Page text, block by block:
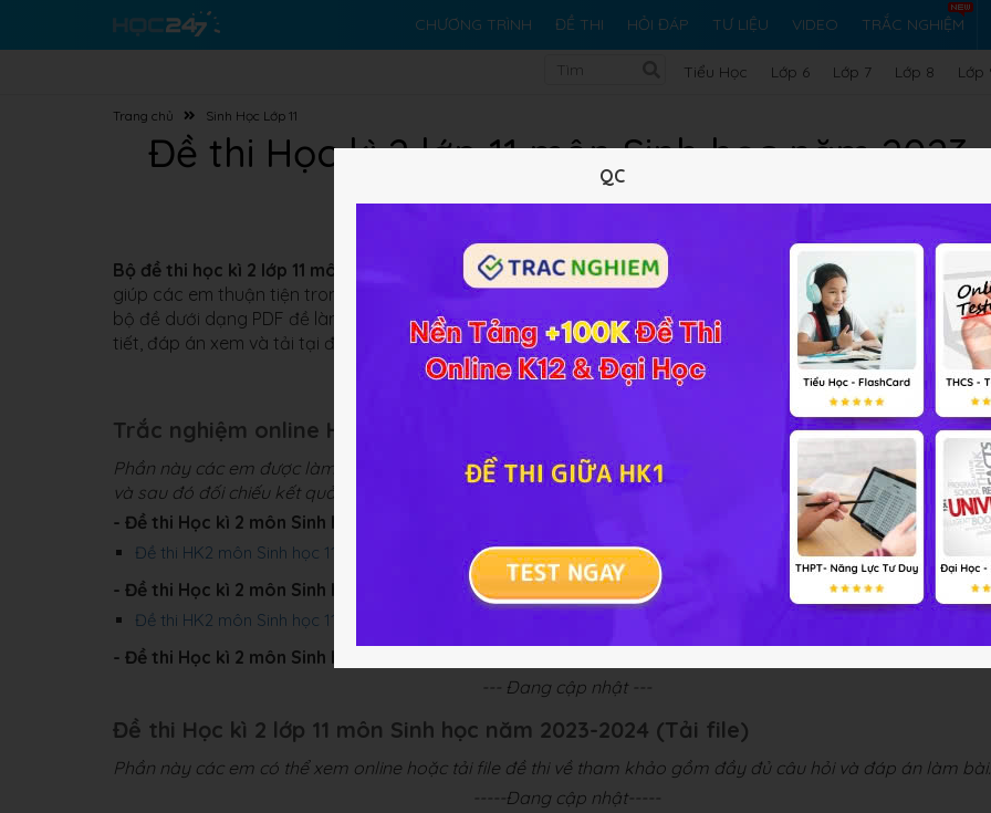
CHƯƠNG TRÌNH ĐỀ THI HỎI ĐÁP TƯ LIỆU VIDEO TRẮC NGHIỆM
Tiểu Học Lớp 6 Lớp 7 Lớp 8 Lớp
Trang chủ Sinh Học Lớp 11
Đề thi Học kì 2 lớp 11 môn Sinh học năm 2023-
2024
Bộ đề thi học kì 2 lớp 11 môn Sinh
được HOC247 tổng hợp từ các trường, Sở GD với cấu trúc và đáp án đầy
giúp các em thuận tiện trong việc ôn tập và làm bài hiệu quả khi các em thi online. Ngoài ra các em có thể
bộ đề dưới dạng PDF đề làm tư liệu tham khảo. Hy vọng bộ đề có thể giúp các em ôn tập thật tốt. Nội dung
tiết, đáp án xem và tải tại đây.
Trắc nghiệm online Học kì 2 lớp 11 môn Sinh học năm 2023-2024 (Thi online)
Phần này các em được làm trắc nghiệm online bao gồm các câu hỏi trong vòng 45 phút để kiểm tra năng
và sau đó đối chiếu kết quả và xem đáp án chi tiết từng câu hỏi.
- Đề thi Học kì 2 môn Sinh học 11 Kết nối tri thức năm 2023-2024
Đề thi HK2 môn Sinh học 11 KNTT năm 2023-2024 Trường THPT Nguyễn Trãi
- Đề thi Học kì 2 môn Sinh học 11 Chân trời sáng tạo năm 2023-2024
Đề thi HK2 môn Sinh học 11 CTST năm 2023-2024 Trường THPT Nguyễn Khuyến
- Đề thi Học kì 2 môn Sinh học 11 Cánh diều năm 2023-2024
--- Đang cập nhật ---
Đề thi Học kì 2 lớp 11 môn Sinh học năm 2023-2024 (Tải file)
Phần này các em có thể xem online hoặc tải file đề thi về tham khảo gồm đầy đủ câu hỏi và đáp án làm bài.
-----Đang cập nhật-----
QC